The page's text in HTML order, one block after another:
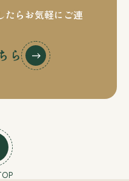
たらお気軽にご連
ら